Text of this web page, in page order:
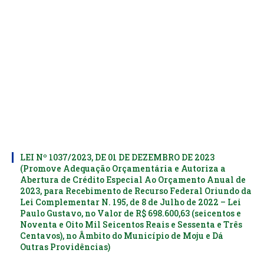
LEI Nº 1037/2023, DE 01 DE DEZEMBRO DE 2023
(Promove Adequação Orçamentária e Autoriza a
Abertura de Crédito Especial Ao Orçamento Anual de
2023, para Recebimento de Recurso Federal Oriundo da
Lei Complementar N. 195, de 8 de Julho de 2022 – Lei
Paulo Gustavo, no Valor de R$ 698.600,63 (seicentos e
Noventa e Oito Mil Seicentos Reais e Sessenta e Três
Centavos), no Âmbito do Município de Moju e Dá
Outras Providências)